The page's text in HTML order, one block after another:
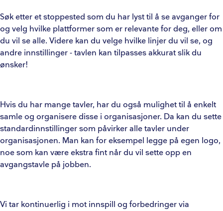
Søk etter et stoppested som du har lyst til å se avganger for
og velg hvilke plattformer som er relevante for deg, eller om
du vil se alle. Videre kan du velge hvilke linjer du vil se, og
andre innstillinger - tavlen kan tilpasses akkurat slik du
ønsker!
Hvis du har mange tavler, har du også mulighet til å enkelt
samle og organisere disse i organisasjoner. Da kan du sette
standardinnstillinger som påvirker alle tavler under
organisasjonen. Man kan for eksempel legge på egen logo,
noe som kan være ekstra fint når du vil sette opp en
avgangstavle på jobben.
Vi tar kontinuerlig i mot innspill og forbedringer via